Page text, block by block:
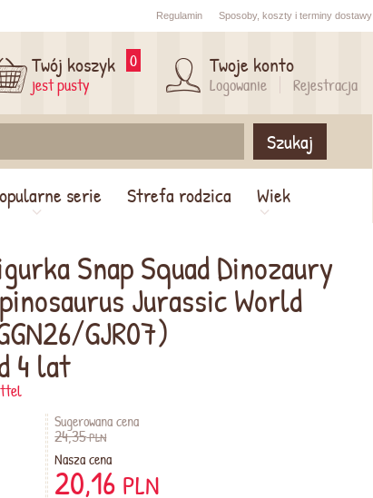
Regulamin Sposoby, koszty i terminy dostawy
Twój koszyk
jest pusty
0 Twoje konto
Logowanie Rejestracja
Szukaj
serie Strefa rodzica Wiek
Snap Squad Dinozaury
Jurassic World
GJR07)
4 lat
Sugerowana cena
24,35PLN
Nasza cena
20,16 PLN